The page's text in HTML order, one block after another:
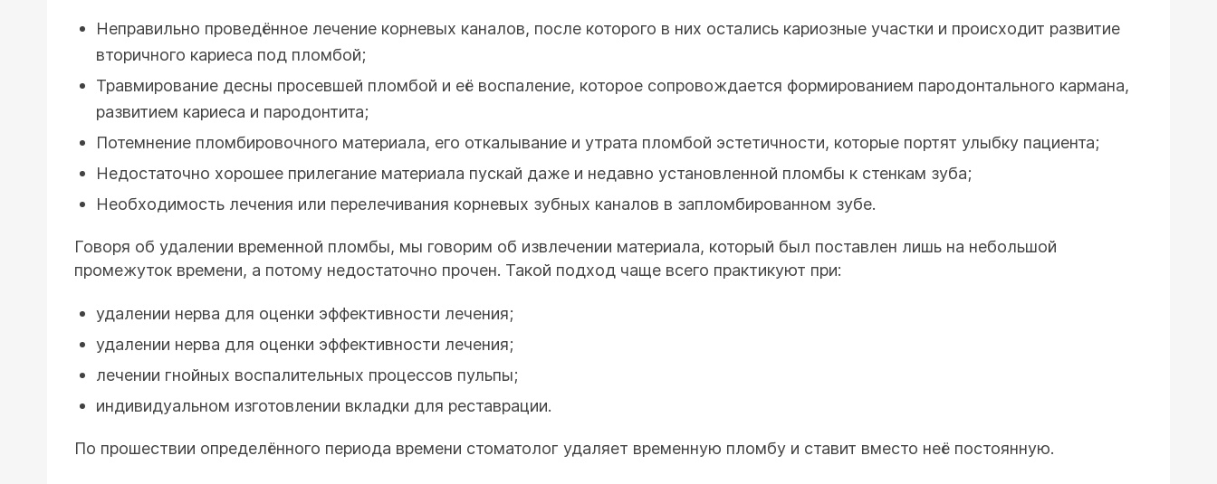
Неправильно проведённое лечение корневых каналов, после которого в них остались кариозные участки и происходит развитие
вторичного кариеса под пломбой;
Травмирование десны просевшей пломбой и её воспаление, которое сопровождается формированием пародонтального кармана,
развитием кариеса и пародонтита;
Потемнение пломбировочного материала, его откалывание и утрата пломбой эстетичности, которые портят улыбку пациента;
Недостаточно хорошее прилегание материала пускай даже и недавно установленной пломбы к стенкам зуба;
Необходимость лечения или перелечивания корневых зубных каналов в запломбированном зубе.
Говоря об удалении временной пломбы, мы говорим об извлечении материала, который был поставлен лишь на небольшой
промежуток времени, а потому недостаточно прочен. Такой подход чаще всего практикуют при:
удалении нерва для оценки эффективности лечения;
удалении нерва для оценки эффективности лечения;
лечении гнойных воспалительных процессов пульпы;
индивидуальном изготовлении вкладки для реставрации.
По прошествии определённого периода времени стоматолог удаляет временную пломбу и ставит вместо неё постоянную.